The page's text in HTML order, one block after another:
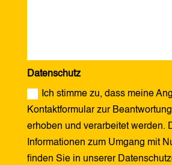
Datenschutz
Ich stimme zu, dass meine
Kontaktformular zur
erhoben und verarbeitet werden.
Informationen zum Umgang mit
finden Sie in unserer